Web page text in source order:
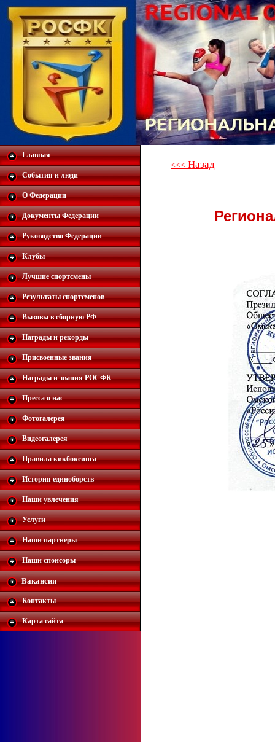
Главная
События и люди
О Федерации
Документы Федерации
Руководство Федерации
Клубы
Лучшие спортсмены
Результаты спортсменов
Вызовы в сборную РФ
Награды и рекорды
Присвоенные звания
Награды и звания РОСФК
Пресса о нас
Фотогалерея
Видеогалерея
Правила кикбоксинга
История единоборств
Наши увлечения
Услуги
Наши партнеры
Наши спонсоры
Вакансии
Контакты
Карта сайта
<<< Назад